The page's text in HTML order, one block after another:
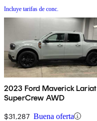
Incluye tarifas de conc.
2023 Ford Maverick Lariat
SuperCrew AWD
$31,287 Buena oferta